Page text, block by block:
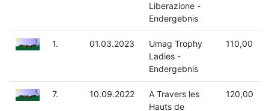
Liberazione -
Endergebnis
1. 01.03.2023
Umag Trophy
Ladies -
Endergebnis
110,00
7. 10.09.2022
A Travers les
Hauts de
120,00